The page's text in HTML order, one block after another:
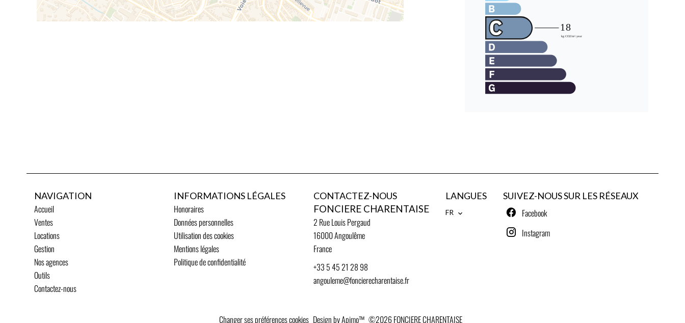
NAVIGATION
Accueil
Ventes
Locations
Gestion
Nos agences
Outils
Contactez-nous
INFORMATIONS LÉGALES
Honoraires
Données personnelles
Utilisation des cookies
Mentions légales
Politique de confidentialité
CONTACTEZ-NOUS
FONCIERE CHARENTAISE
2 Rue Louis Pergaud
16000Angoulême
France
+33 5 45 21 28 98
angouleme@foncierecharentaise.fr
LANGUES
FR
SUIVEZ-NOUS SUR LES RÉSEAUX
Facebook
Instagram
Changer ses préférences cookies Design byApimo™ ©2026 FONCIERE CHARENTAISE